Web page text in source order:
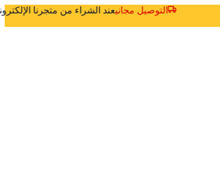
التوصيل مجانيعند الشراء من متجرنا